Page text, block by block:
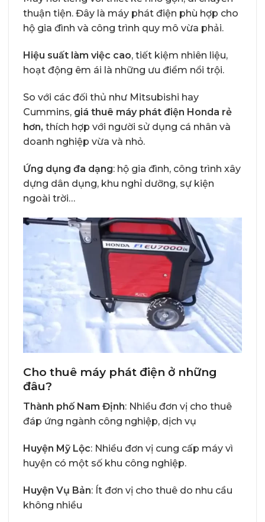
thuận tiện. Đây là máy phát điện phù hợp cho
hộ gia đình và công trình quy mô vừa phải.
Hiệu suất làm việc cao, tiết kiệm nhiên liệu,
hoạt động êm ái là những ưu điểm nổi trội.
So với các đối thủ như Mitsubishi hay
Cummins, giá thuê máy phát điện Honda rẻ
hơn, thích hợp với người sử dụng cá nhân và
doanh nghiệp vừa và nhỏ.
Ứng dụng đa dạng: hộ gia đình, công trình xây
dựng dân dụng, khu nghỉ dưỡng, sự kiện
ngoài trời…
Cho thuê máy phát điện ở những
đâu?
Thành phố Nam Định: Nhiều đơn vị cho thuê
đáp ứng ngành công nghiệp, dịch vụ
Huyện Mỹ Lộc: Nhiều đơn vị cung cấp máy vì
huyện có một số khu công nghiệp.
Huyện Vụ Bản: Ít đơn vị cho thuê do nhu cầu
không nhiều